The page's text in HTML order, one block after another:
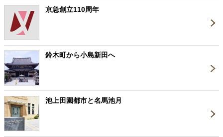
京急創立110周年
鈴木町から小島新田へ
池上田園都市と名馬池月